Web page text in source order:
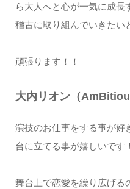
ら大人へと心が一気に成長
稽古に取り組んでいきたい
頑張ります！！
大内リオン（
演技のお仕事をする事が好
台に立てる事が嬉しいです！
舞台上で恋愛を繰り広げる